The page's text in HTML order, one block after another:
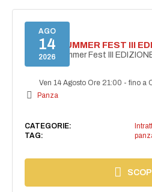
AGO
14
2026
PANZA SUMMER FEST III
PANZA Summer Fest III
Ven 14 Agosto Ore 21:00 -fino a
Panza
CATEGORIE:
TAG: